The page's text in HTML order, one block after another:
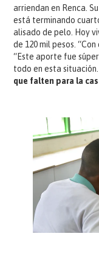
arriendan en Renca.
está terminando
alisado de pelo. Hoy
de 120 mil pesos.
“Este aporte fue
todo en esta situación.
que falten para la